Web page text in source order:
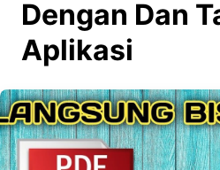
Dengan Dan
Aplikasi